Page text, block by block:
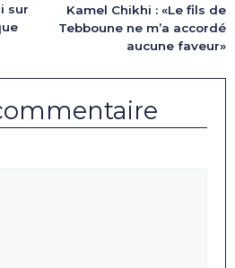
sur
Kamel Chikhi : «Le fils de
Tebboune ne m’a accordé
aucune faveur»